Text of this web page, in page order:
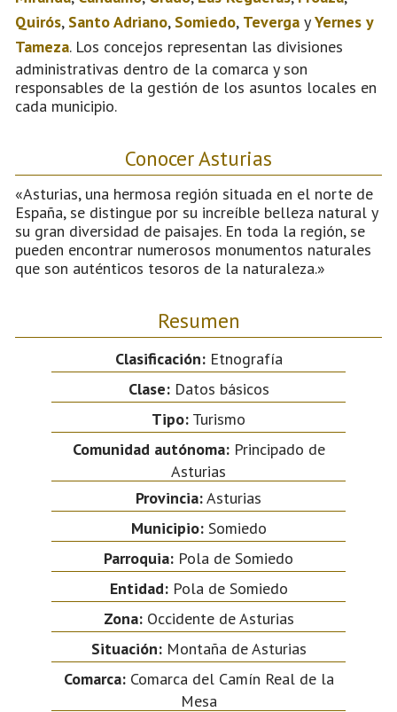
Quirós, Santo Adriano, Somiedo, Teverga yYernes y
Tameza. Los concejos representan las divisiones
administrativas dentro de la comarca y son
responsables de la gestión de los asuntos locales en
cada municipio.
Conocer Asturias
«Asturias, una hermosa región situada en el norte de
España, se distingue por su increíble belleza natural y
su gran diversidad de paisajes. En toda la región, se
pueden encontrar numerosos monumentos naturales
que son auténticos tesoros de la naturaleza.»
Resumen
Clasificación:Etnografía
Clase:Datos básicos
Tipo: Turismo
Comunidad autónoma:Principado de
Asturias
Provincia:Asturias
Municipio:Somiedo
Parroquia: Pola de Somiedo
Entidad:Pola de Somiedo
Zona:Occidente de Asturias
Situación:Montaña de Asturias
Comarca:Comarca del Camín Real de la
Mesa